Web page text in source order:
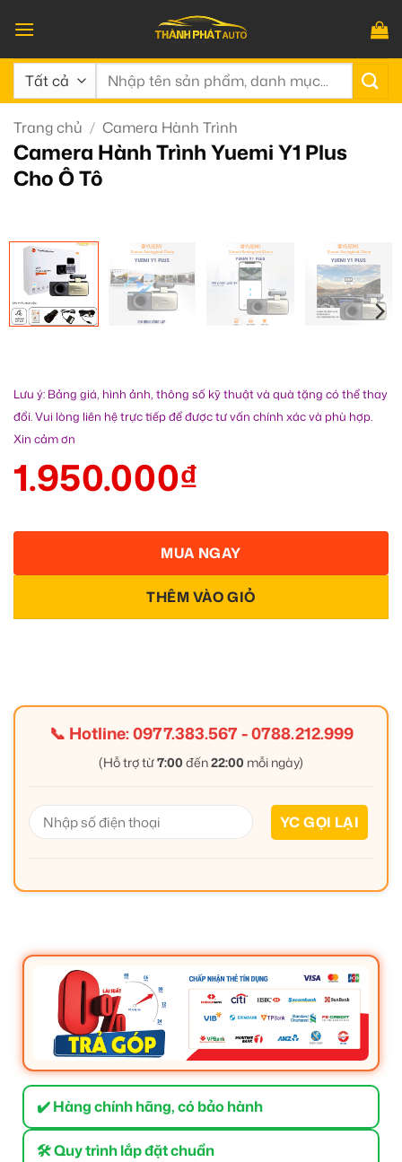
qua
nội
dung
Tìm
Trang chủ / Camera Hành Trình
Camera Hành Trình Yuemi Y1 Plus
Cho Ô Tô
Lưu ý: Bảng giá, hình ảnh, thông số kỹ thuật và quà tặng có thể thay
đổi. Vui lòng liên hệ trực tiếp để được tư vấn chính xác và phù hợp.
Xin cảm ơn
1.950.000₫
THÊM VÀO GIỎ
MUA NGAY
📞 Hotline:0977.383.567-0788.212.999
(Hỗ trợ từ7:00 đến22:00 mỗi ngày)
✔️ Hàng chính hãng, có bảo hành
🛠 Quy trình lắp đặt chuẩn